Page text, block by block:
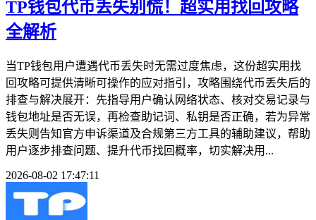
TP钱包代币丢失别慌！超实用找回攻略
全解析
当TP钱包用户遭遇代币丢失时无需过度焦虑，这份超实用找
回攻略可提供清晰可操作的应对指引，攻略围绕代币丢失后的
排查与解决展开：先指导用户确认网络状态、核对交易记录与
钱包地址是否无误，再检查助记词、私钥是否正确，若为异常
丢失则告知官方申诉渠道及合规第三方工具的辅助建议，帮助
用户逐步排查问题、提升代币找回概率，切实解决用...
2026-08-02 17:47:11